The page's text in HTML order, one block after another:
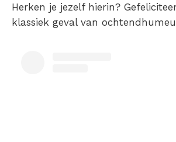
Herken je jezelf hierin?
klassiek geval van